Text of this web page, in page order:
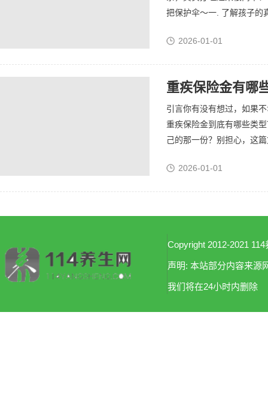
把保护伞～一. 了解孩子的
2026-01-01
重疾保险金有哪
引言你有没有想过，如果
重疾保险金到底有哪些类
己的那一份？别担心，这
2026-01-01
Copyright 2012-2021
声明: 本站部分内容来源
我们将在24小时内删除